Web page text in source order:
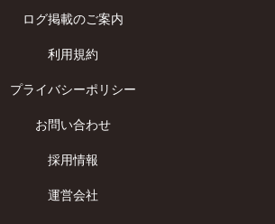
ログ掲載のご案内
利用規約
プライバシーポリシー
お問い合わせ
採用情報
運営会社